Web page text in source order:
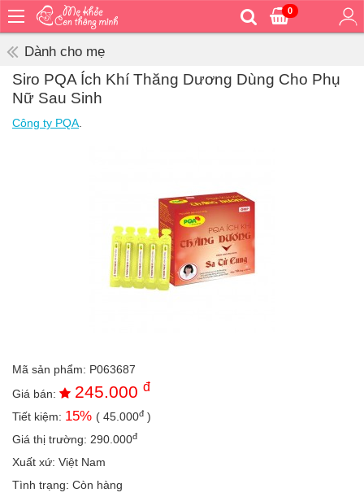
0
Bé
ăn
vệ
an
toàn
Bé
tắm
Bé
mà
Dành cho mẹ
Siro PQA Ích Khí Thăng Dương Dùng Cho Phụ
Nữ Sau Sinh
Công ty PQA
Mã sản phẩm: P063687
Giá bán:
245.000 đ
Tiết kiệm: 15% ( 45.000đ )
Giá thị trường: 290.000đ
Xuất xứ: Việt Nam
Tình trạng: Còn hàng